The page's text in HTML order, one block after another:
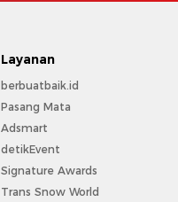
Layanan
berbuatbaik.id
Pasang Mata
Adsmart
detikEvent
Signature Awards
Trans Snow World